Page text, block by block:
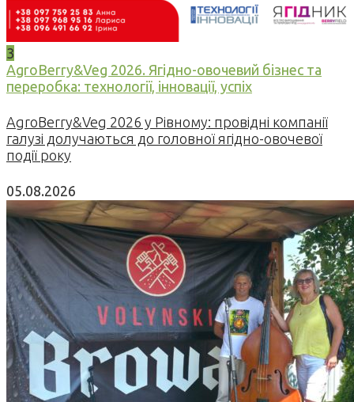
3
AgroBerry&Veg 2026. Ягідно-овочевий бізнес та
переробка: технології, інновації, успіх
AgroBerry&Veg 2026 у Рівному: провідні компанії
галузі долучаються до головної ягідно-овочевої
події року
05.08.2026